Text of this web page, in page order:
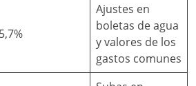
5,7%
Ajustes en
boletas de agua
y valores de los
gastos comunes